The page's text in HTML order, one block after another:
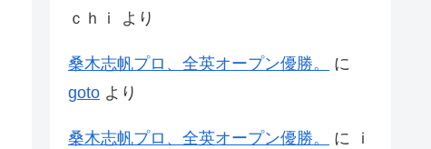
ｃｈｉ
より
桑木志帆プロ、全英オープン優勝。
に
goto より
桑木志帆プロ、全英オープン優勝。 に
ｉ